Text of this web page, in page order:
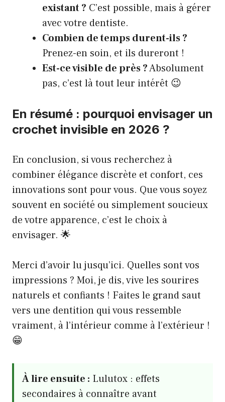
existant ? C’est possible, mais à gérer
avec votre dentiste.
Combien de temps durent-ils ?
Prenez-en soin, et ils dureront !
Est-ce visible de près ?Absolument
pas, c’est là tout leur intérêt 😉
En résumé : pourquoi envisager un
crochet invisible en 2026 ?
En conclusion, si vous recherchez à
combiner élégance discrète et confort, ces
innovations sont pour vous. Que vous soyez
souvent en société ou simplement soucieux
de votre apparence, c’est le choix à
envisager. 🌟
Merci d’avoir lu jusqu’ici. Quelles sont vos
impressions ? Moi, je dis, vive les sourires
naturels et confiants ! Faites le grand saut
vers une dentition qui vous ressemble
vraiment, à l’intérieur comme à l’extérieur !
😁
À lire ensuite : Lulutox : effets
secondaires à connaître avant